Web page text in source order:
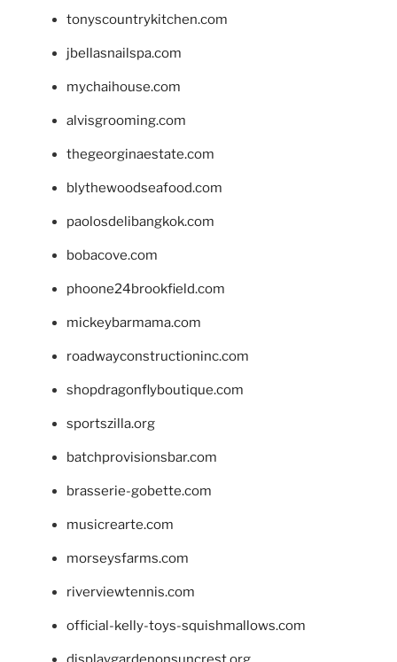
tonyscountrykitchen.com
jbellasnailspa.com
mychaihouse.com
alvisgrooming.com
thegeorginaestate.com
blythewoodseafood.com
paolosdelibangkok.com
bobacove.com
phoone24brookfield.com
mickeybarmama.com
roadwayconstructioninc.com
shopdragonflyboutique.com
sportszilla.org
batchprovisionsbar.com
brasserie-gobette.com
musicrearte.com
morseysfarms.com
riverviewtennis.com
official-kelly-toys-squishmallows.com